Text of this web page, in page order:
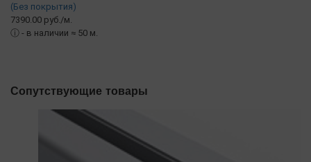
(Без покрытия)
7390.00 руб./м.
ⓘ - в наличии ≈ 50 м.
Сопутствующие товары